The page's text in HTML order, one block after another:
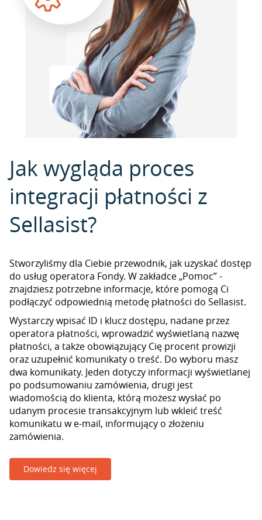
Jak wygląda proces
integracji płatności z
Sellasist?
Stworzyliśmy dla Ciebie przewodnik, jak uzyskać dostęp
do usług operatora Fondy. W zakładce „Pomoc” -
znajdziesz potrzebne informacje, które pomogą Ci
podłączyć odpowiednią metodę płatności do Sellasist.
Wystarczy wpisać ID i klucz dostępu, nadane przez
operatora płatności, wprowadzić wyświetlaną nazwę
płatności, a także obowiązujący Cię procent prowizji
oraz uzupełnić komunikaty o treść. Do wyboru masz
dwa komunikaty. Jeden dotyczy informacji wyświetlanej
po podsumowaniu zamówienia, drugi jest
wiadomością do klienta, którą możesz wysłać po
udanym procesie transakcyjnym lub wkleić treść
komunikatu w e-mail, informujący o złożeniu
zamówienia.
Dowiedz się więcej